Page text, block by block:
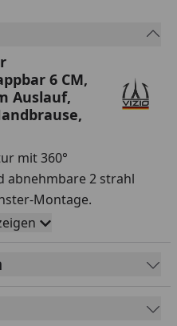
6 CM,
Auslauf,
mit 360°
abnehmbare 2 strahl
Montage.
es erlaubt, eine Höhe
mit höchstem
Aktionsradius von ca.